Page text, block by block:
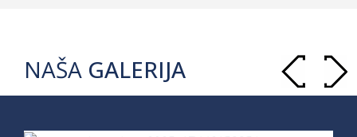
NAŠA GALERIJA